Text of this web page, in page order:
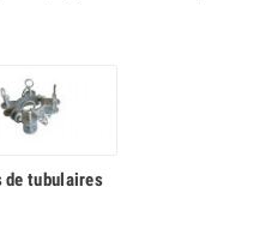
de tubulaires